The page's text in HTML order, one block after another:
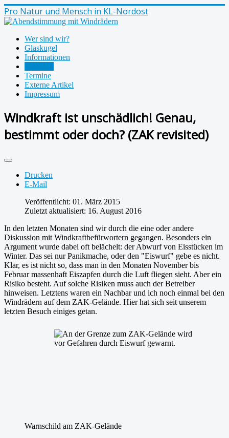
Pro Natur und Mensch in KL-Nordost
Wer sind wir?
Glaskugel
Informationen
Termine
Externe Artikel
Impressum
Windkraft ist unschädlich! Genau,
bestimmt oder doch? (ZAK revisited)
Drucken
E-Mail
Veröffentlicht: 01. März 2015
Zuletzt aktualisiert: 16. August 2016
In den letzten Monaten sind wir durch die eine oder andere
Diskussion mit Windkraftbefürwortern gegangen. Besonders ein
Argument wurde dabei oft belächelt: der Abwurf von Eisstücken im
Winter. Das sei nur Panikmache, oder den "Eiswurf" gebe es nicht.
Klar, es ist nicht so, dass man in den Monaten November bis
Februar massenhaft Eiszapfen durch die Luft fliegen sieht. Aber ein
Risiko besteht. Auf solche Risiken muss auch der Betreiber
hinweisen. Letztens waren ein Nachbar und ich noch einmal bei den
Windrädern auf dem ZAK-Gelände. Hier hat sich seit unserem
letzten Besuch einiges getan.
Warnschild am ZAK-Gelände